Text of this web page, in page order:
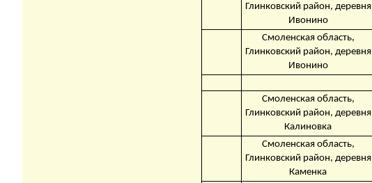
Глинковский район, деревня
Ивонино
Смоленская область,
Глинковский район, деревня
Ивонино
Смоленская область,
Глинковский район, деревня
Калиновка
Смоленская область,
Глинковский район, деревня
Каменка